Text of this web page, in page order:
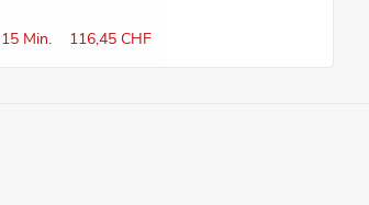
15 Min. 116,45 CHF